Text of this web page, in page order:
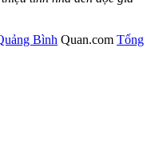
Bình Quan.com Tổng